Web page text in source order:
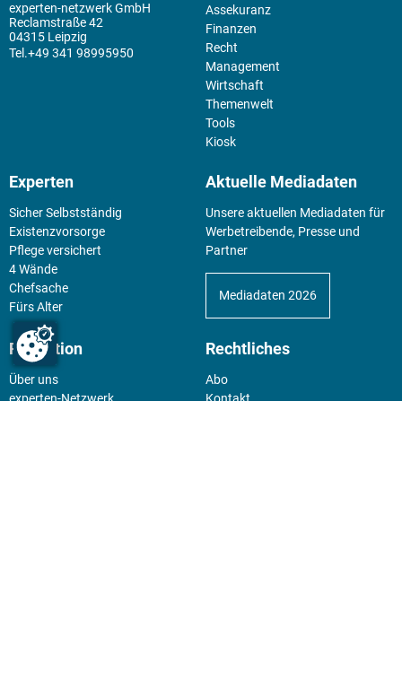
experten-netzwerk GmbH
Reclamstraße 42
04315 Leipzig
+49 341 98995950
Assekuranz
Finanzen
Recht
Management
Wirtschaft
Themenwelt
Tools
Kiosk
Experten
Sicher Selbstständig
Existenz­vorsorge
Pflege versichert
4 Wände
Chefsache
Fürs Alter
Aktuelle Mediadaten
Unsere aktuellen Mediadaten für
Werbetreibende, Presse und
Partner
Mediadaten 2026
Redaktion
Über uns
experten-Netzwerk
Rechtliches
Abo
Kontakt